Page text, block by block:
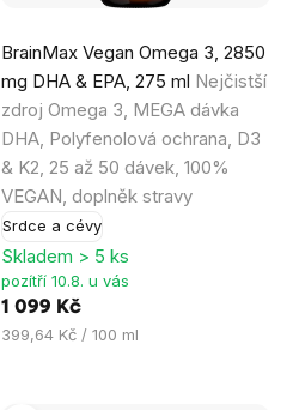
BrainMax Vegan Omega 3, 2850
mg DHA & EPA, 275 ml Nejčistší
zdroj Omega 3, MEGA dávka
DHA, Polyfenolová ochrana, D3
& K2, 25 až 50 dávek, 100%
VEGAN, doplněk stravy
Srdce a cévy
hodnocení
produktu
je
4,9
z
5
hvězdiček.
Skladem > 5 ks
pozítří 10.8. u vás
1 099 Kč
Měrná
399,64 Kč / 100 ml